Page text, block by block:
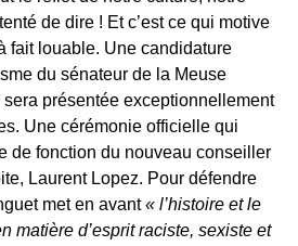
de dire ! Et c’est ce qui motive
fait louable. Une candidature
du sénateur de la Meuse
présentée exceptionnellement
Une cérémonie officielle qui
de fonction du nouveau conseiller
Laurent Lopez. Pour défendre
met en avant« l’histoire et le
matière d’esprit raciste, sexiste et